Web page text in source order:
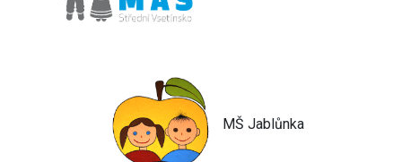
MŠ Jablůnka